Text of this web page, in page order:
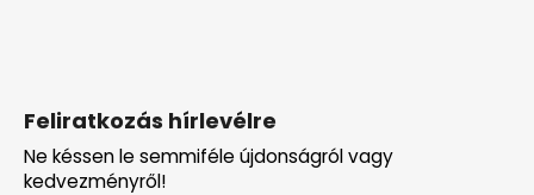
Feliratkozás hírlevélre
Ne késsen le semmiféle újdonságról vagy
kedvezményről!